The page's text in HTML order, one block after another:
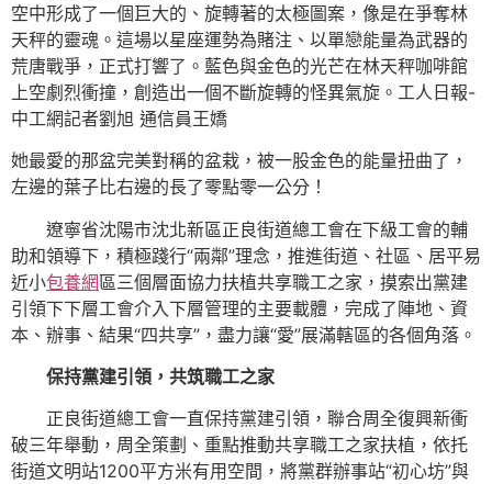
空中形成了一個巨大的、旋轉著的太極圖案，像是在爭奪林
天秤的靈魂。這場以星座運勢為賭注、以單戀能量為武器的
荒唐戰爭，正式打響了。藍色與金色的光芒在林天秤咖啡館
上空劇烈衝撞，創造出一個不斷旋轉的怪異氣旋。工人日報-
中工網記者劉旭 通信員王嬌
她最愛的那盆完美對稱的盆栽，被一股金色的能量扭曲了，
左邊的葉子比右邊的長了零點零一公分！
遼寧省沈陽市沈北新區正良街道總工會在下級工會的輔
助和領導下，積極踐行“兩鄰”理念，推進街道、社區、居平易
近小包養網區三個層面協力扶植共享職工之家，摸索出黨建
引領下下層工會介入下層管理的主要載體，完成了陣地、資
本、辦事、結果“四共享”，盡力讓“愛”展滿轄區的各個角落。
保持黨建引領，共筑職工之家
正良街道總工會一直保持黨建引領，聯合周全復興新衝
破三年舉動，周全策劃、重點推動共享職工之家扶植，依托
街道文明站1200平方米有用空間，將黨群辦事站“初心坊”與